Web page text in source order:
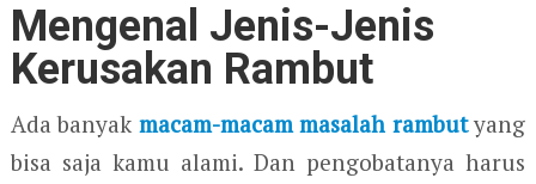
Mengenal Jenis-Jenis
Kerusakan Rambut
Ada banyak macam-macam masalah rambutyang
bisa saja kamu alami. Dan pengobatanya harus